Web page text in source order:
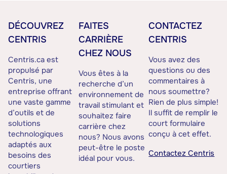
DÉCOUVREZ
CENTRIS
Centris.ca est
propulsé par
Centris, une
entreprise offrant
une vaste gamme
d’outils et de
solutions
technologiques
adaptés aux
besoins des
courtiers
FAITES
CARRIÈRE
CHEZ NOUS
Vous êtes à la
recherche d’un
environnement de
travail stimulant et
souhaitez faire
carrière chez
nous? Nous avons
peut-être le poste
idéal pour vous.
CONTACTEZ
CENTRIS
Vous avez des
questions ou des
commentaires à
nous soumettre?
Rien de plus simple!
Il suffit de remplir le
court formulaire
conçu à cet effet.
Contactez Centris